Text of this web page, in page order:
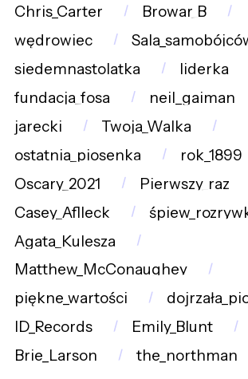
Chris_Carter
Browar_B
wędrowiec
siedemnastolatka
liderka
fundacja_fosa
neil_gaiman
jarecki
Twoja_Walka
ostatnia_piosenka
rok_1899
Oscary_2021
Pierwszy_raz
Casey_Aflleck
Agata_Kulesza
Matthew_McConaughey
piękne_wartości
ID_Records
Emily_Blunt
Brie_Larson
the_northman